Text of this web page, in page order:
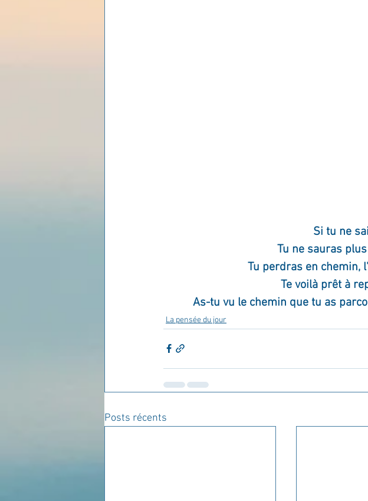
Si tu ne
Tu ne sauras
Tu perdras en chemin,
Te voilà prêt à
As-tu vu le chemin que tu as
La pensée du jour
Posts récents